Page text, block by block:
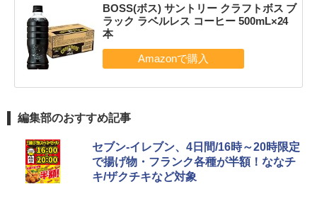
BOSS(ボス) サントリー クラフトボス ブ
ラック ラベルレス コーヒー 500mL×24
本
編集部のおすすめ記事
セブン-イレブン、4日間/16時～20時限定
で揚げ物・フランク各種が半額！ななチ
キ/ザクチキなど対象